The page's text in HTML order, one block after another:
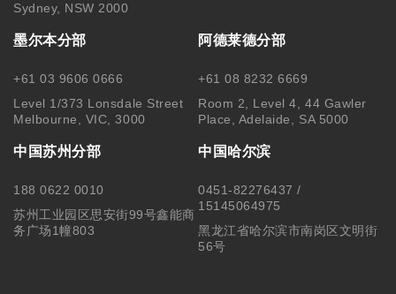
Sydney, NSW 2000
墨尔本分部
+61 03 9606 0666
Level 1/373 Lonsdale Street
Melbourne, VIC, 3000
阿德莱德分部
+61 08 8232 6669
Room 2, Level 4, 44 Gawler
Place, Adelaide, SA 5000
中国苏州分部
188 0622 0010
苏州工业园区思安街99号鑫能商
务广场1幢803
中国哈尔滨
0451-82276437 /
15145064975
黑龙江省哈尔滨市南岗区文明街
56号